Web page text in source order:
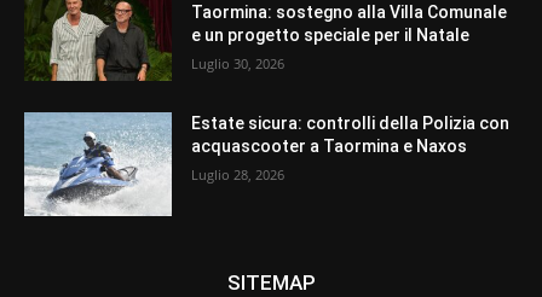
Taormina: sostegno alla Villa Comunale
e un progetto speciale per il Natale
Luglio 30, 2026
Estate sicura: controlli della Polizia con
acquascooter a Taormina e Naxos
Luglio 28, 2026
SITEMAP